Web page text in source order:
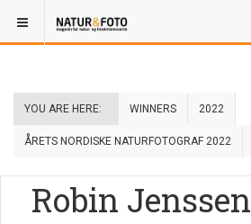
YOU ARE HERE: WINNERS 2022
ÅRETS NORDISKE NATURFOTOGRAF 2022
Robin Jenssen